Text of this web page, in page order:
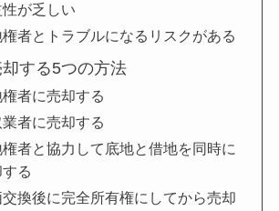
性が乏しい
者とトラブルになるリスクがある
する5つの方法
者に売却する
者に売却する
者と協力して底地と借地を同時に
る
換後に完全所有権にしてから売却